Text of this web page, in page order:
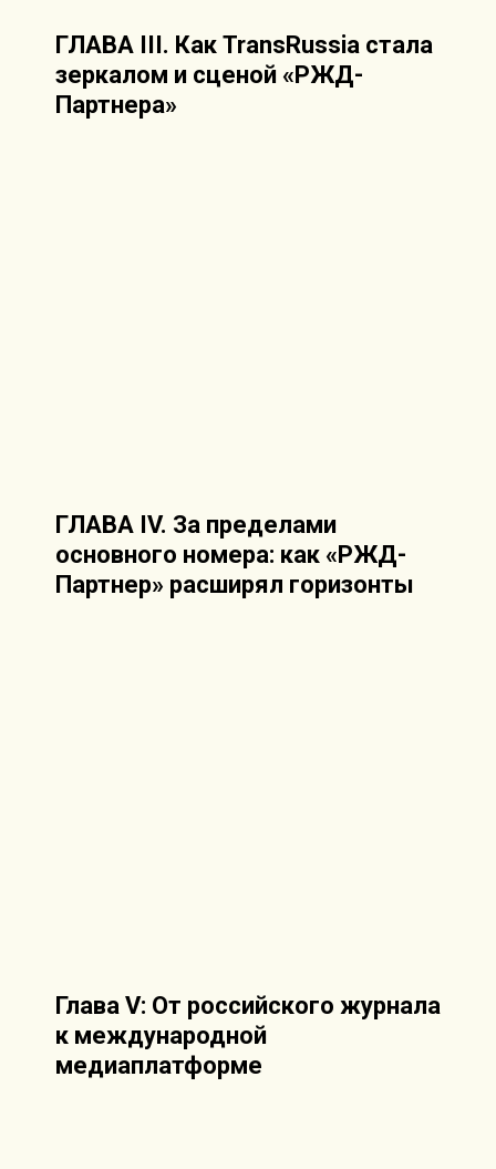
ГЛАВА III. Как TransRussia стала
зеркалом и сценой «РЖД-
Партнера»
ГЛАВА IV. За пределами
основного номера: как «РЖД-
Партнер» расширял горизонты
Глава V: От российского журнала
к международной
медиаплатформе